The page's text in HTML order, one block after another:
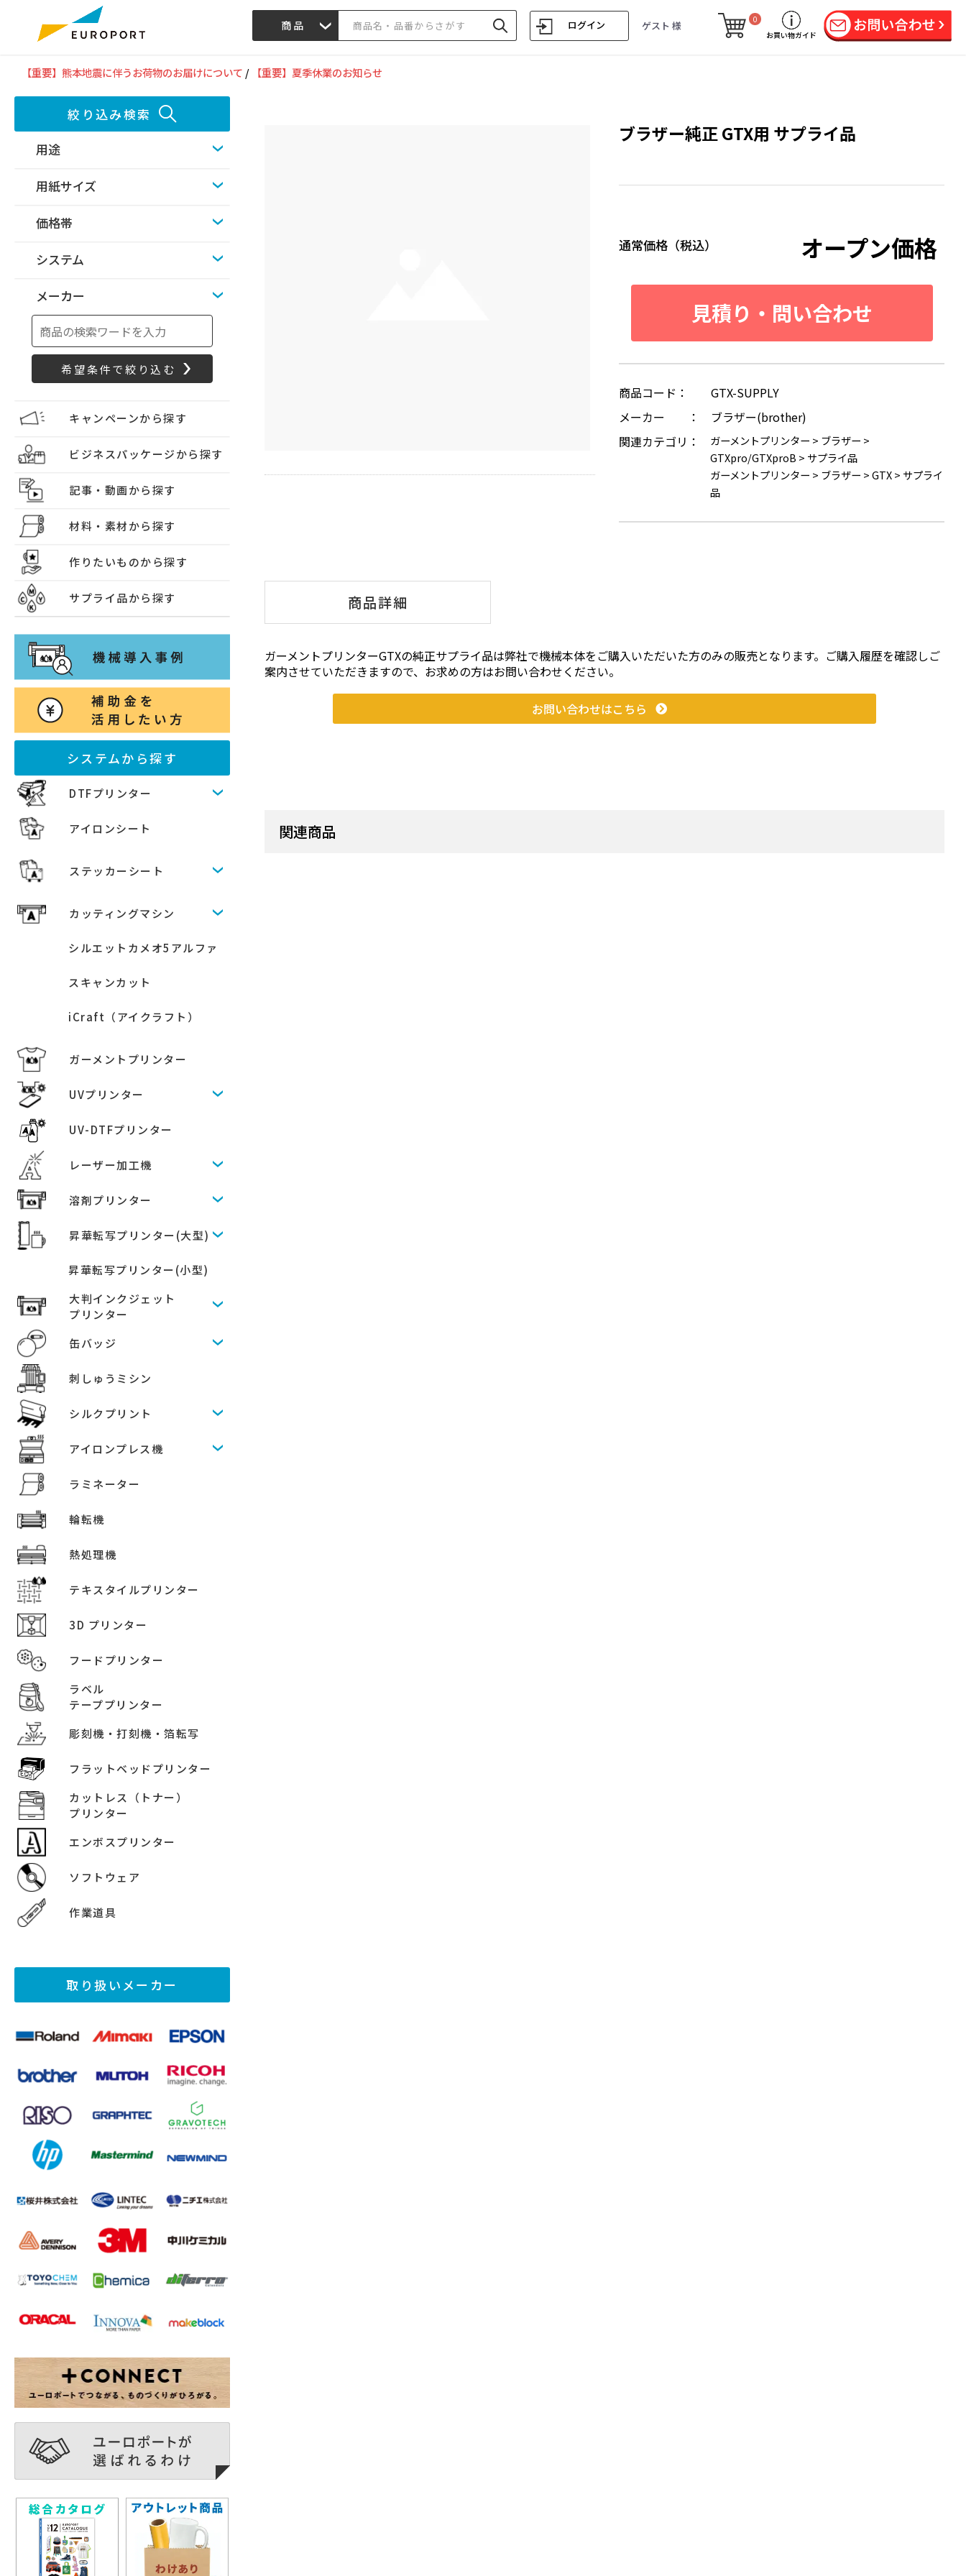
商品 ログイン ゲスト 様
0
お買い物ガイド
【重要】熊本地震に伴うお荷物のお届けについて / 【重要】夏季休業のお知らせ
絞り込み検索
用途
用紙サイズ
価格帯
システム
メーカー
キャンペーンから探す
ビジネスパッケージから探す
記事・動画から探す
材料・素材から探す
作りたいものから探す
サプライ品から探す
システムから探す
DTFプリンター
アイロンシート
ステッカーシート
カッティングマシン
シルエットカメオ5アルファ
スキャンカット
iCraft（アイクラフト）
ガーメントプリンター
UVプリンター
UV-DTFプリンター
レーザー加工機
溶剤プリンター
昇華転写プリンター(大型)
昇華転写プリンター(小型)
大判インクジェット
プリンター
缶バッジ
刺しゅうミシン
シルクプリント
アイロンプレス機
ラミネーター
輪転機
熱処理機
テキスタイルプリンター
3D プリンター
フードプリンター
ラベル
テーププリンター
彫刻機・打刻機・箔転写
フラットベッドプリンター
カットレス（トナー）
プリンター
エンボスプリンター
ソフトウェア
作業道具
取り扱いメーカー
ブラザー純正 GTX用 サプライ品
通常価格（税込） オープン価格
見積り・問い合わせ
商品コード：
GTX-SUPPLY
メーカー ：
ブラザー(brother)
関連カテゴリ：
ガーメントプリンター > ブラザー >
GTXpro/GTXproB > サプライ品
ガーメントプリンター > ブラザー >GTX> サプライ
品
商品詳細
ガーメントプリンターGTXの純正サプライ品は弊社で機械本体をご購入いただいた方のみの販売となります。ご購入履歴を確認しご
案内させていただきますので、お求めの方はお問い合わせください。
お問い合わせはこちら
関連商品